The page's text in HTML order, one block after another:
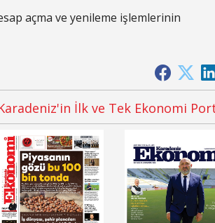
açma ve yenileme işlemlerinin
İlk ve Tek Ekonomi